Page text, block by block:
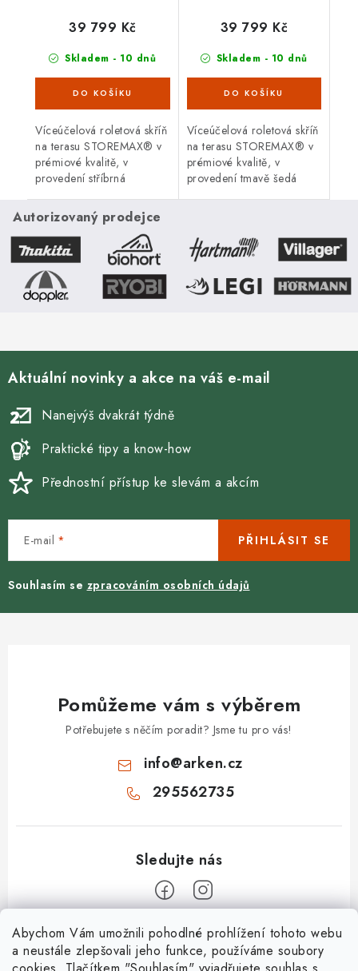
Abychom Vám umožnili pohodlné prohlížení tohoto webu
a neustále zlepšovali jeho funkce, používáme soubory
Skladem - 10 dnů
39 799 Kč
Víceúčelová roletová skříň
na terasu STOREMAX® v
prémiové kvalitě, v
provedení stříbrná
posuvnou roletou. Vnější
rozměry š 160 x d 78 cm.
Moderní...
Skladem - 10 dnů
39 799 Kč
Víceúčelová roletová skříň
na terasu STOREMAX® v
prémiové kvalitě, v
provedení tmavě šedá
Moderní...
Autorizovaný prodejce
Aktuální novinky a akce na váš e-mail
Nanejvýš dvakrát týdně
Praktické tipy a know-how
Přednostní přístup ke slevám a akcím
E-mail
Souhlasím se zpracováním osobních údajů
PŘIHLÁSIT SE
Pomůžeme vám s výběrem
Potřebujete s něčím poradit? Jsme tu pro vás!
info@arken.cz
295562735